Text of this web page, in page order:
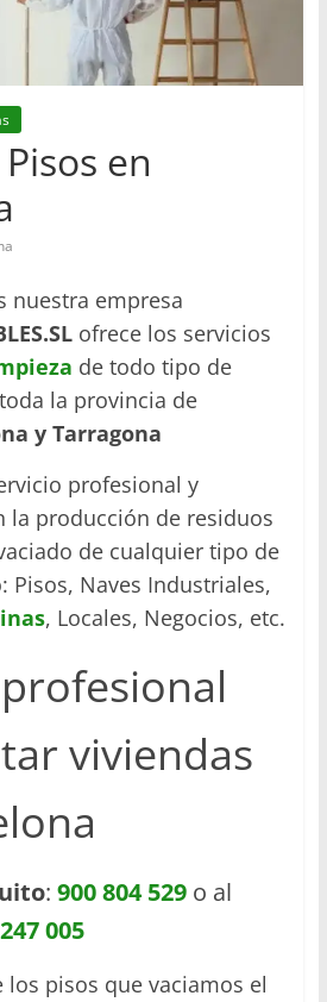
en
nuestra empresa
ofrece los servicios
de todo tipo de
la provincia de
y Tarragona
profesional y
la producción de residuos
de cualquier tipo de
Pisos, Naves Industriales,
, Locales, Negocios, etc.
viviendas
: 900 804 529o al
005
los pisos que vaciamos el